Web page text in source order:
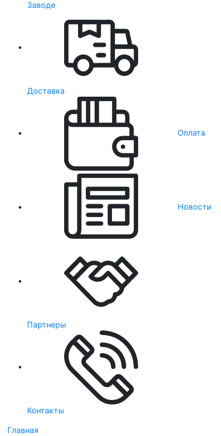
Заводе
Доставка
Оплата
Новости
Партнеры
Контакты
Главная